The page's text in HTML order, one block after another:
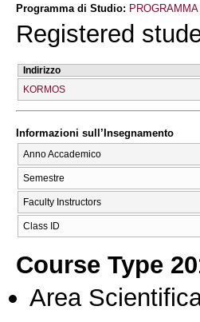
Programma di Studio:
Registered
Indirizzo
KORMOS
Informazioni sull’Insegnamento
Anno Accademico
Semestre
Faculty Instructors
Class ID
Course Type
Area